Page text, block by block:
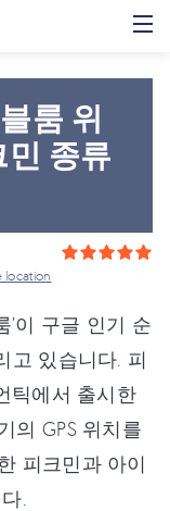
룸 위
종류
location
’이 구글 인기 순
고 있습니다. 피
틱에서 출시한
의 GPS 위치를
피크민과 아이
.